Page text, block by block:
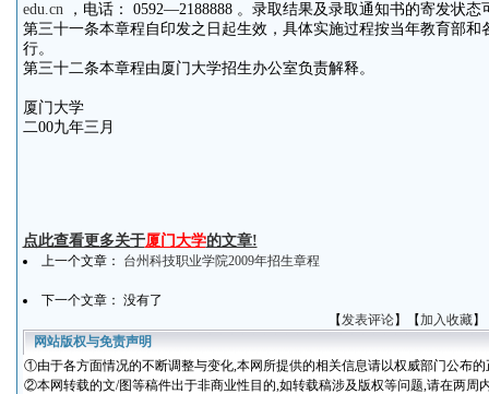
edu.cn，电话： 0592—2188888 。录取结果及录取通知书的寄发状态
第三十一条本章程自印发之日起生效，具体实施过程按当年教育部和
行。
第三十二条本章程由厦门大学招生办公室负责解释。
厦门大学
二00九年三月
点此查看更多关于厦门大学的文章!
上一个文章： 台州科技职业学院2009年招生章程
下一个文章： 没有了
【发表评论】【加入收藏】
网站版权与免责声明
①由于各方面情况的不断调整与变化,本网所提供的相关信息请以权威部门公布
②本网转载的文/图等稿件出于非商业性目的,如转载稿涉及版权等问题,请在两周